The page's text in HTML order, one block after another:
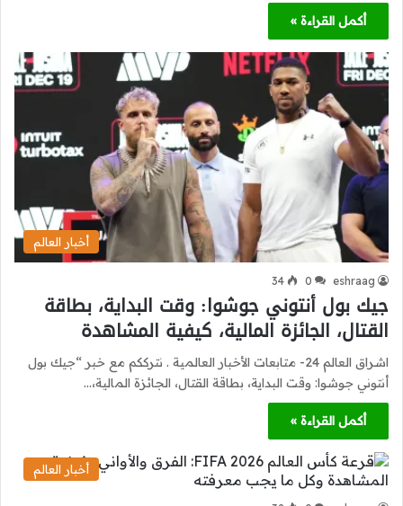
أكمل القراءة »
أخبار العالم
eshraag
0
34
جيك بول أنتوني جوشوا: وقت البداية، بطاقة
القتال، الجائزة المالية، كيفية المشاهدة
اشراق العالم 24- متابعات الأخبار العالمية . نترككم مع خبر “جيك بول
أنتوني جوشوا: وقت البداية، بطاقة القتال، الجائزة المالية،…
أكمل القراءة »
أخبار العالم